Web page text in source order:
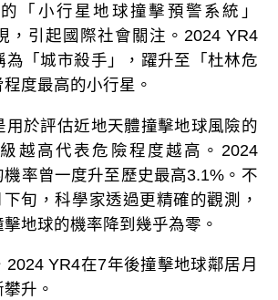
「小行星地球撞擊預警系統」
，引起國際社會關注。 2024 YR4
為「城市殺手」，躍升至「杜林危
度最高的小行星。
用於評估近地天體撞擊地球風險的
越高代表危險程度越高。 2024
機率曾一度升至歷史最高3.1% 。不
下旬，科學家透過更精確的觀測，
地球的機率降到幾乎為零。
2024 YR4在7年後撞擊地球鄰居月
升。